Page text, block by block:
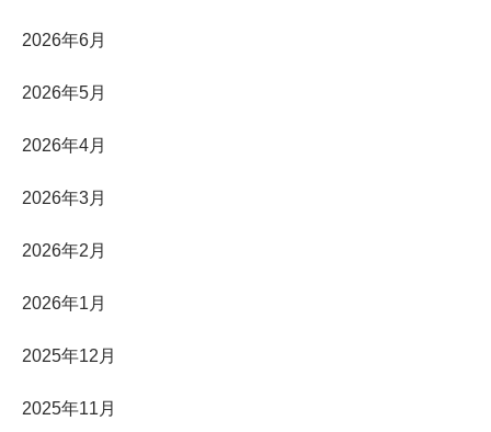
2026年6月
2026年5月
2026年4月
2026年3月
2026年2月
2026年1月
2025年12月
2025年11月